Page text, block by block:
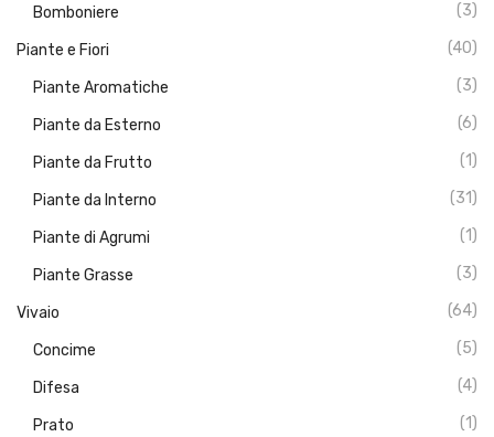
Bomboniere (3)
Piante e Fiori (40)
Piante Aromatiche (3)
Piante da Esterno (6)
Piante da Frutto (1)
Piante da Interno (31)
Piante di Agrumi (1)
Piante Grasse (3)
Vivaio (64)
Concime (5)
Difesa (4)
Prato (1)